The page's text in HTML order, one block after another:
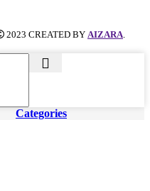
2023 CREATED BY AIZARA.
Categories